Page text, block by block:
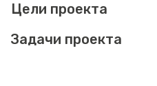
Цели проекта
Задачи проекта